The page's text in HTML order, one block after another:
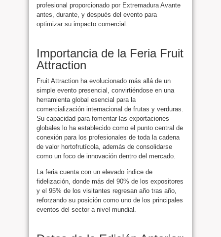
profesional proporcionado por Extremadura Avante
antes, durante, y después del evento para
optimizar su impacto comercial.
Importancia de la Feria Fruit
Attraction
Fruit Attraction ha evolucionado más allá de un
simple evento presencial, convirtiéndose en una
herramienta global esencial para la
comercialización internacional de frutas y verduras.
Su capacidad para fomentar las exportaciones
globales lo ha establecido como el punto central de
conexión para los profesionales de toda la cadena
de valor hortofrutícola, además de consolidarse
como un foco de innovación dentro del mercado.
La feria cuenta con un elevado índice de
fidelización, donde más del 90% de los expositores
y el 95% de los visitantes regresan año tras año,
reforzando su posición como uno de los principales
eventos del sector a nivel mundial.